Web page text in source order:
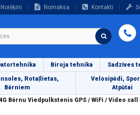
Norēķini Nomaksa Kontakti
Biroja tehnika Sadzīves
Rotaļlietas,
Bērniem
Velosipēdi,
Atpūtai
Bērnu Viedpulkstenis GPS / WiFi / Video